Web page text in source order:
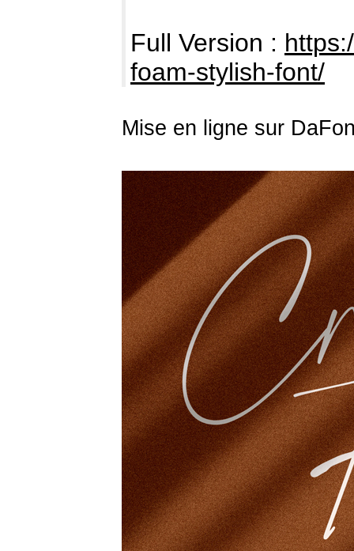
Full Version :
foam-stylish-font/
Mise en ligne sur